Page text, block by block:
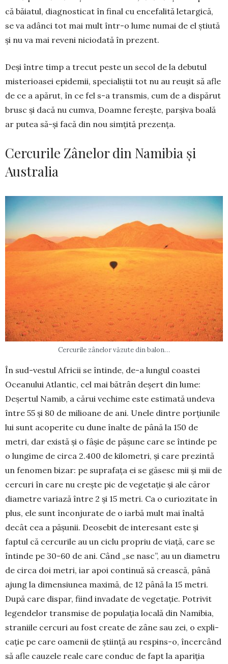
că băiatul, diagnosticat în final cu encefalită letargică,
se va adânci tot mai mult într-o lume numai de el știută
și nu va mai reveni niciodată în prezent.
Deși între timp a trecut peste un secol de la debutul
misterioasei epidemii, specialiștii tot nu au reușit să afle
de ce a apărut, în ce fel s-a trans­mis, cum de a dispărut
brusc și dacă nu cumva, Doamne ferește, parșiva boală
ar putea să-și facă din nou simțită prezența.
Cercurile Zânelor din Namibia și
Australia
Cercurile zânelor văzute din balon…
În sud-vestul Africii se întinde, de-a lungul coas­tei
Oceanului Atlantic, cel mai bătrân deșert din lume:
Deșertul Namib, a cărui vechime este es­timată undeva
între 55 și 80 de milioane de ani. Unele dintre porțiunile
lui sunt acoperite cu dune înalte de până la 150 de
metri, dar există și o fâșie de pășune care se întinde pe
o lungime de circa 2.400 de kilometri, și care prezintă
un fenomen bizar: pe suprafața ei se găsesc mii și mii de
cercuri în care nu crește pic de vegetație și ale căror
dia­metre variază între 2 și 15 metri. Ca o curiozitate în
plus, ele sunt înconjurate de o iarbă mult mai înaltă
decât cea a pășunii. Deosebit de interesant este și
faptul că cercurile au un ciclu propriu de viață, care se
întinde pe 30-60 de ani. Când „se nasc”, au un diametru
de circa doi metri, iar apoi continuă să crească, până
ajung la dimensiunea maximă, de 12 până la 15 metri.
După care dispar, fiind invadate de vegetație. Potrivit
legendelor trans­mise de populația locală din Na­mibia,
straniile cercuri au fost create de zâne sau zei, o expli­
cație pe care oamenii de știință au respins-o, încercând
să afle ca­uzele reale care conduc de fapt la apariția